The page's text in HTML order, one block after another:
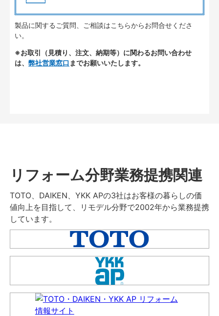
製品に関するご質問、ご相談はこちらからお問合せくださ
い。
※お取引（見積り、注文、納期等）に関わるお問い合わせ
は、 弊社営業窓口 までお願いいたします。
リフォーム分野業務提携関連
TOTO、DAIKEN、YKK APの3社はお客様の暮らしの価
値向上を目指して、リモデル分野で2002年から業務提携
しています。